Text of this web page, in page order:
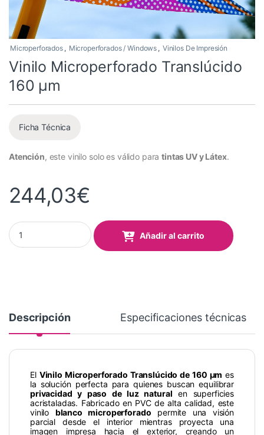
Microperforados , Microperforados / Windows , Vinilos De Impresión
Vinilo Microperforado Translúcido
160 µm
Ficha Técnica
Atención, este vinilo solo es válido paratintas UV y Látex.
244,03€
Vinilo Microperforado Translúcido 160 µm quantity
Añadir al carrito
Descripción Especificaciones técnicas
El Vinilo Microperforado Translúcido de 160 µm es
la solución perfecta para quienes buscan equilibrar
privacidad y paso de luz natural en superficies
acristaladas. Fabricado en PVC de alta calidad, este
vinilo blanco microperforado permite una visión
parcial desde el interior mientras proyecta una
imagen impresa hacia el exterior, creando un